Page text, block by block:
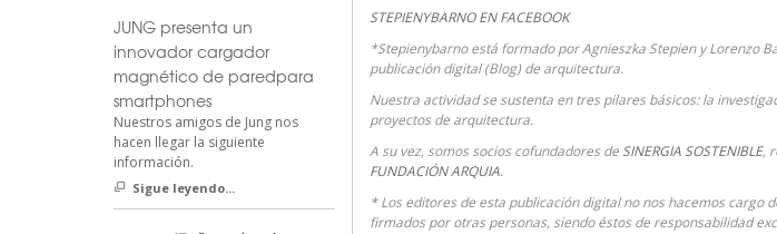
STEPIENYBARNO EN FACEBOOK
*Stepienybarno está formado por Agnieszka Stepien y Lorenzo
publicación digital (Blog) de arquitectura.
Nuestra actividad se sustenta en tres pilares básicos: la
proyectos de arquitectura.
A su vez, somos socios cofundadores de SINERGIA SOSTENIBLE,
FUNDACIÓN ARQUIA.
* Los editores de esta publicación digital no nos hacemos cargo
firmados por otras personas, siendo éstos de responsabilidad
JUNG presenta un
innovador cargador
magnético de paredpara
smartphones
Nuestros amigos de Jung nos
hacen llegar la siguiente
información.
Sigue leyendo...